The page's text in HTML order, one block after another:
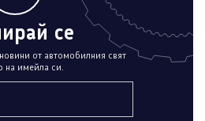
се
от автомобилния свят
на имейла си.